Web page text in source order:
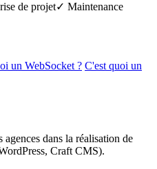
de projet✓ Maintenance
un WebSocket ? C'est quoi un
agences dans la réalisation de
Craft CMS).